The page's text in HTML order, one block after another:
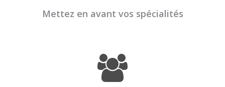
Mettez en avant vos spécialités